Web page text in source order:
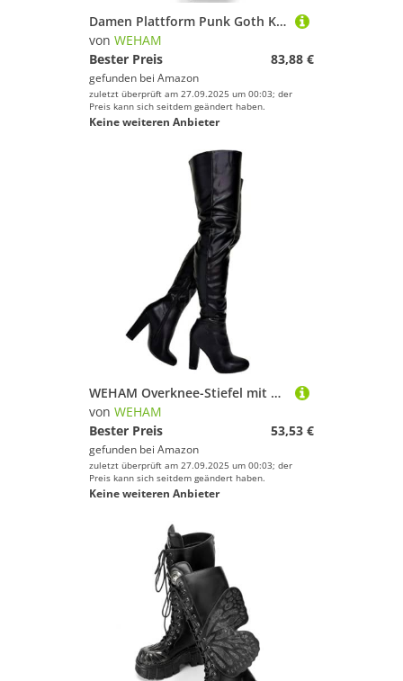
Damen Plattform Punk Goth Knöchelhohe Stiefel, Y2K Schmetterling Chunky Absatz Rückenzip Wedge Partyschuhe,Schwarz,38
von WEHAM
Bester Preis
83,88 €
gefunden bei Amazon
zuletzt überprüft am 27.09.2025 um 00:03; der
Preis kann sich seitdem geändert haben.
Keine weiteren Anbieter
WEHAM Overknee-Stiefel mit Blockabsatz und spitzer Spitze für Damen, 8 cm hohe Herbst-/Winterstiefel aus PU-Leder,Schwarz,47
von WEHAM
Bester Preis
53,53 €
gefunden bei Amazon
zuletzt überprüft am 27.09.2025 um 00:03; der
Preis kann sich seitdem geändert haben.
Keine weiteren Anbieter